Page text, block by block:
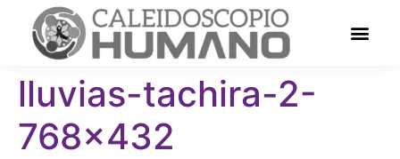
lluvias-tachira-2-
768×432